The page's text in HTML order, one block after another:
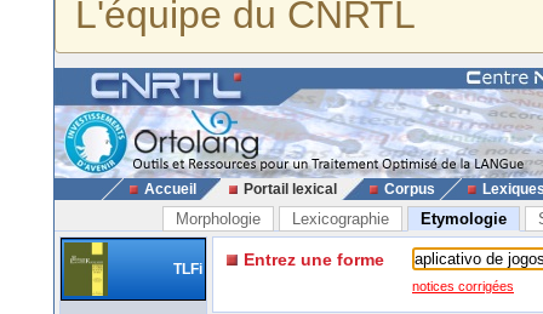
L'équipe du CNRTL
Accueil Portail lexical Corpus
Morphologie Lexicographie Etymologie
TLFi Entrez une forme
notices corrigées